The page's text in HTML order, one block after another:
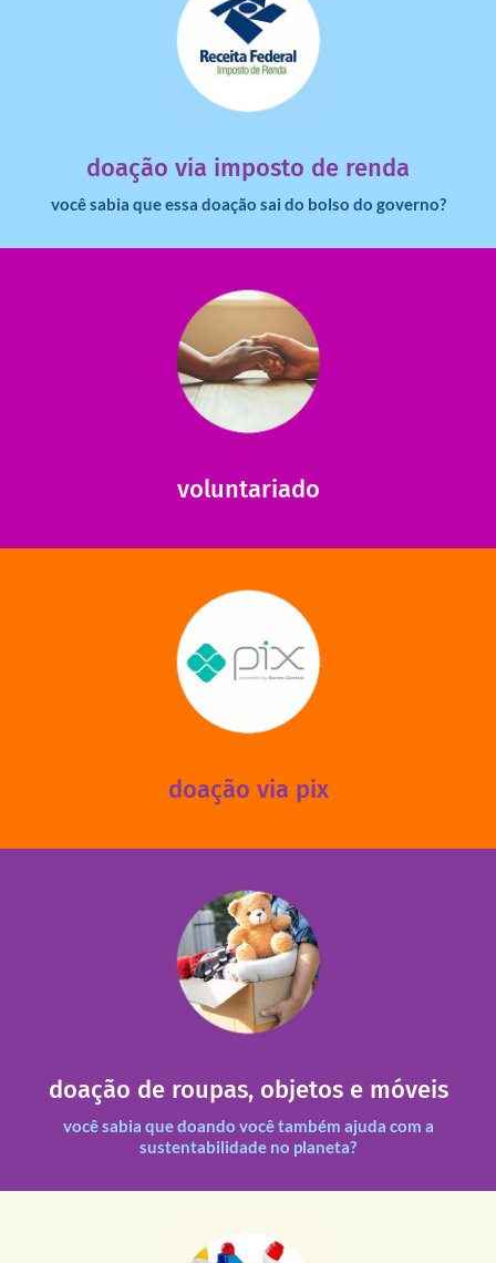
doação via imposto de renda
você sabia que essa doação sai do bolso do governo?
dinheiro deixa de ir para o governo?
saiba mais
voluntariado
ajudar com certos assuntos. Entre em contato conosco e
saiba como nos ajudar.
saiba mais
doação via pix
via PIX? Elas também são muito importantes para
mantermos nossas unidades em funcionamento!
saiba mais
doação de roupas, objetos e móveis
você sabia que doando você também ajuda com a
sustentabilidade no planeta?
entre nossas unidades assim como outras instituições
Você pode doar esses itens na Rua Belmonte, 547 – Vila
Leopoldina – De segunda a sexta, das 8h30 às 11h30 e
das 13h30 às 17h30 (sextas até às 16h30).
fale conosco